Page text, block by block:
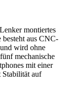
montiertes
aus CNC-
wird ohne
mechanische
mit einer
Stabilität auf